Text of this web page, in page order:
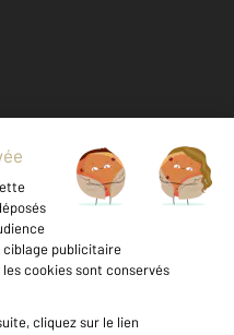
Barèmes d'honoraires
cookies
(77120)